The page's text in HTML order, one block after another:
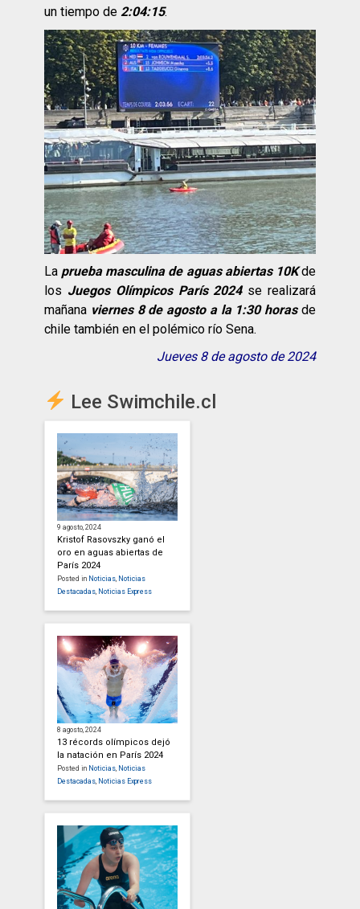
un tiempo de 2:04:15.
La prueba masculina de aguas abiertas 10Kde
los Juegos Olímpicos París 2024se realizará
mañana viernes 8 de agosto a la 1:30 horasde
chile también en el polémico río Sena.
Jueves 8 de agosto de 2024
Lee Swimchile.cl
9 agosto, 2024
Kristof Rasovszky ganó el
oro en aguas abiertas de
París 2024
Posted in Noticias Noticias
Destacadas Noticias Express
8 agosto, 2024
13 récords olímpicos dejó
la natación en París 2024
Posted in Noticias Noticias
Destacadas Noticias Express